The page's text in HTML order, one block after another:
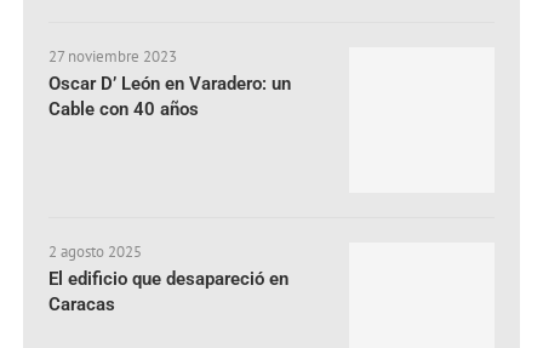
27 noviembre 2023
Oscar D’ León en Varadero: un
Cable con 40 años
2 agosto 2025
El edificio que desapareció en
Caracas